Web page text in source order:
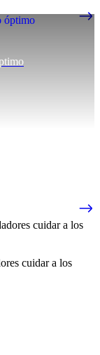
cuidar a los